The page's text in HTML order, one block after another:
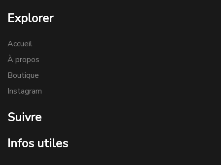
Explorer
Accueil
À propos
Boutique
Instagram
Suivre
Infos utiles